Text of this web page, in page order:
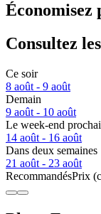
Économisez
Consultez
Ce soir
8 août - 9 août
Demain
9 août - 10 août
Le week-end
14 août - 16 août
Dans deux semaines
21 août - 23 août
RecommandésPrix